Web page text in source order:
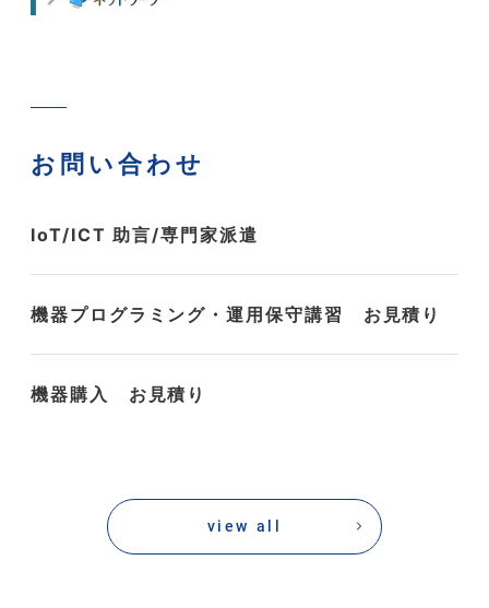
お問い合わせ
IoT/ICT 助言/専門家派遣
機器プログラミング・運用保守講習 お見積り
機器購入 お見積り
view all